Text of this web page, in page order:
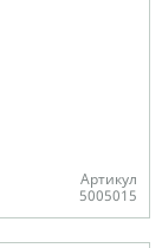
Артикул
5005015